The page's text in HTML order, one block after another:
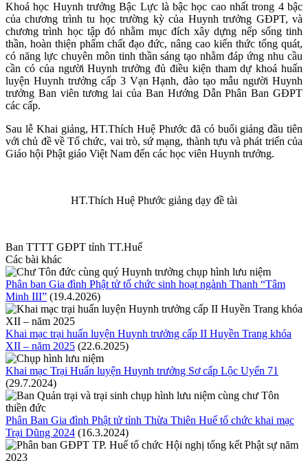
Khoá học Huynh trưởng Bậc Lực là bậc học cao nhất trong 4 bậc
của chương trình tu học trường kỳ của Huynh trưởng GĐPT, và
chương trình học tập đó nhằm mục đích xây dựng nếp sống tinh
thần, hoàn thiện phẩm chất đạo đức, nâng cao kiến thức tổng quát,
có năng lực chuyên môn tinh thần sáng tạo nhằm đáp ứng nhu cầu
cần có của người Huynh trưởng đủ điều kiện tham dự khoá huấn
luyện Huynh trưởng cấp 3 Vạn Hạnh, đào tạo mẫu người Huynh
trưởng Ban viên tương lai của Ban Hướng Dẫn Phân Ban GĐPT
các cấp.
Sau lễ Khai giảng, HT.Thích Huệ Phước đã có buổi giảng đầu tiên
với chủ đề về Tổ chức, vai trò, sứ mạng, thành tựu và phát triển của
Giáo hội Phật giáo Việt Nam đến các học viên Huynh trưởng.
HT.Thích Huệ Phước giảng dạy đề tài
Ban TTTT GĐPT tỉnh TT.Huế
Các bài khác
Phân ban Gia đình Phật tử tổ chức sinh hoạt ngành Thanh “Tâm
Minh III” (19.4.2026)
Khai mạc trại huấn luyện Huynh trưởng cấp II Huyền Trang khóa
XII – năm 2025 (22.6.2025)
Khai mạc Trại Huấn luyện Huynh trưởng Sơ cấp Lộc Uyển 71
(29.7.2024)
Phân Ban Gia đình Phật tử tỉnh Thừa Thiên Huế tổ chức khai mạc
Trại Dũng 2024 (16.3.2024)